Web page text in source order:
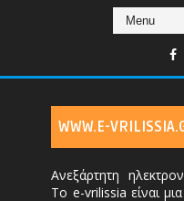
WWW.E-
Ανεξάρτητη
Το e-vrilissia είναι